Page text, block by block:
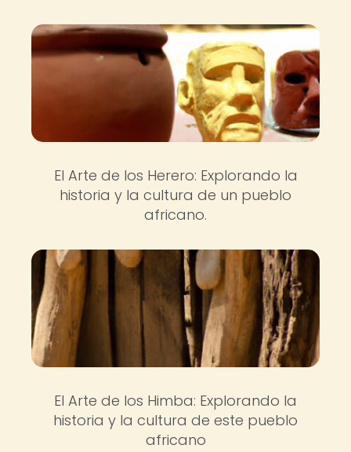
El Arte de los Herero: Explorando la
historia y la cultura de un pueblo
africano.
El Arte de los Himba: Explorando la
historia y la cultura de este pueblo
africano